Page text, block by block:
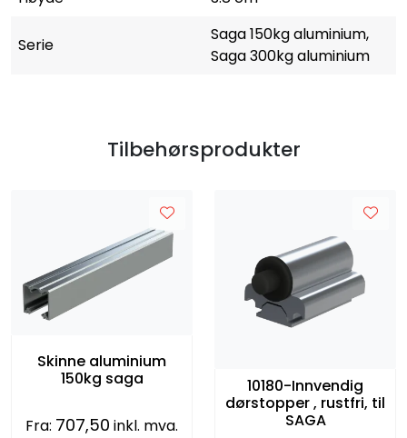
Serie
Saga 150kg aluminium,
Saga 300kg aluminium
Tilbehørsprodukter
Skinne aluminium
150kg saga
Fra: 707,50 inkl. mva.
10180-Innvendig
dørstopper , rustfri, til
SAGA